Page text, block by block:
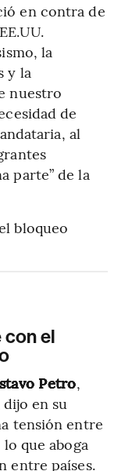
en contra de
la
y la
nuestro
de
al
parte” de la
bloqueo
con el
Petro,
dijo en su
tensión entre
que aboga
entre países.